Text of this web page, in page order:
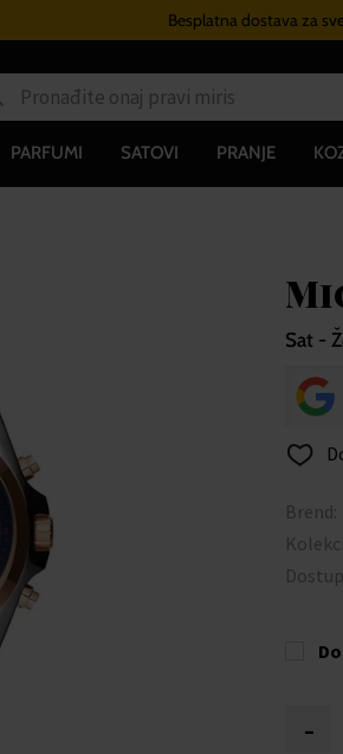
Besplatna dostava za
PARFUMI SATOVI PRANJE
Sat -
Brend:
-